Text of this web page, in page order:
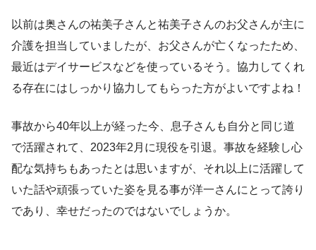
以前は奥さんの祐美子さんと祐美子さんのお父さんが主に
介護を担当していましたが、お父さんが亡くなったため、
最近はデイサービスなどを使っているそう。協力してくれ
る存在にはしっかり協力してもらった方がよいですよね！
事故から40年以上が経った今、息子さんも自分と同じ道
で活躍されて、2023年2月に現役を引退。事故を経験し心
配な気持ちもあったとは思いますが、それ以上に活躍して
いた話や頑張っていた姿を見る事が洋一さんにとって誇り
であり、幸せだったのではないでしょうか。